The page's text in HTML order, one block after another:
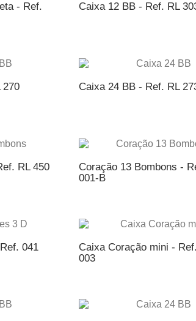
- Ref.
Caixa 12 BB - Ref. RL
270 Caixa 24 BB - Ref. RL
RL 450
Coração 13 Bombons -
001-B
041
Caixa Coração mini -
003